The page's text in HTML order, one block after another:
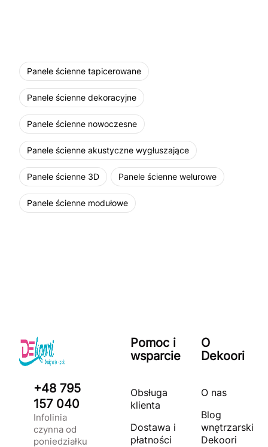
Panele ścienne tapicerowane
Panele ścienne dekoracyjne
Panele ścienne nowoczesne
Panele ścienne akustyczne wygłuszające
Panele ścienne 3D Panele ścienne welurowe
Panele ścienne modułowe
+48 795
157 040
Infolinia
czynna od
poniedziałku
Pomoc i
wsparcie
Obsługa
klienta
Dostawa i
płatności
O
Dekoori
O nas
Blog
wnętrzarski
Dekoori